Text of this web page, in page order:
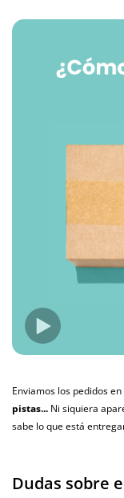
Enviamos los pedidos
pistas... Ni siquiera
sabe lo que está
Dudas sobre